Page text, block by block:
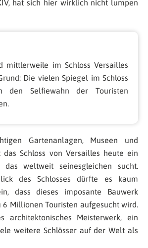
hat sich hier wirklich nicht lumpen
mittlerweile im Schloss Versailles
Die vielen Spiegel im Schloss
den Selfiewahn der Touristen
Gartenanlagen, Museen und
das Schloss von Versailles heute ein
das weltweit seinesgleichen sucht.
des Schlosses dürfte es kaum
dass dieses imposante Bauwerk
Millionen Touristen aufgesucht wird.
architektonisches Meisterwerk, ein
weitere Schlösser auf der Welt als